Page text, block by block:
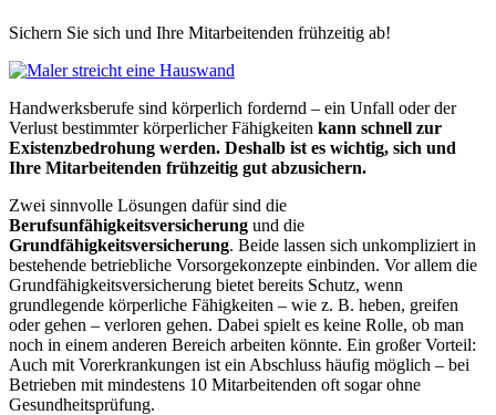
Sichern Sie sich und Ihre Mitarbeitenden frühzeitig ab!
Handwerksberufe sind körperlich fordernd – ein Unfall oder der
Verlust bestimmter körperlicher Fähigkeiten kann schnell zur
Existenzbedrohung werden. Deshalb ist es wichtig, sich und
Ihre Mitarbeitenden frühzeitig gut abzusichern.
Zwei sinnvolle Lösungen dafür sind die
Berufsunfähigkeitsversicherung und die
Grundfähigkeitsversicherung. Beide lassen sich unkompliziert in
bestehende betriebliche Vorsorgekonzepte einbinden. Vor allem die
Grundfähigkeitsversicherung bietet bereits Schutz, wenn
grundlegende körperliche Fähigkeiten – wie z. B. heben, greifen
oder gehen – verloren gehen. Dabei spielt es keine Rolle, ob man
noch in einem anderen Bereich arbeiten könnte. Ein großer Vorteil:
Auch mit Vorerkrankungen ist ein Abschluss häufig möglich – bei
Betrieben mit mindestens 10 Mitarbeitenden oft sogar ohne
Gesundheitsprüfung.